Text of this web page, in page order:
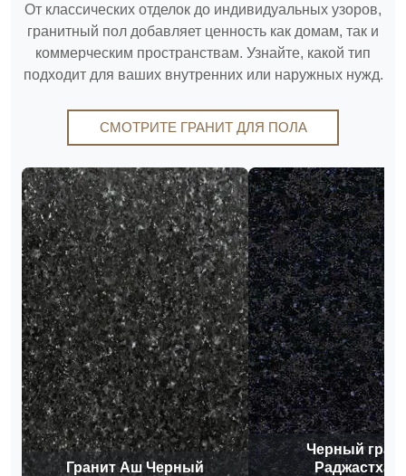
От классических отделок до индивидуальных узоров,
гранитный пол добавляет ценность как домам, так и
коммерческим пространствам. Узнайте, какой тип
подходит для ваших внутренних или наружных нужд.
СМОТРИТЕ ГРАНИТ ДЛЯ ПОЛА
Гранит Аш Черный
Черный